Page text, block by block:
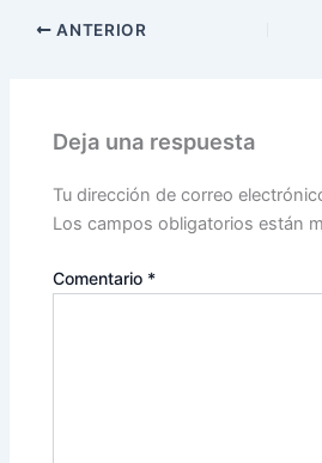
ANTERIOR
Deja una respuesta
Tu dirección de correo
Los campos obligatorios están
Comentario *